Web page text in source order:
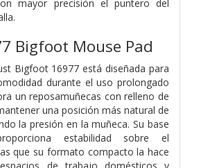
mayor precisión el puntero del
Bigfoot Mouse Pad
Bigfoot 16977 está diseñada para
durante el uso prolongado
un reposamuñecas con relleno de
una posición más natural de
la presión en la muñeca. Su base
estabilidad sobre el
que su formato compacto la hace
de trabajo domésticos y